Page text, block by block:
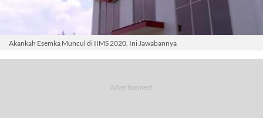
Akankah Esemka Muncul di IIMS 2020, Ini Jawabannya